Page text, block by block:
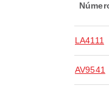
LA4111
AV9541